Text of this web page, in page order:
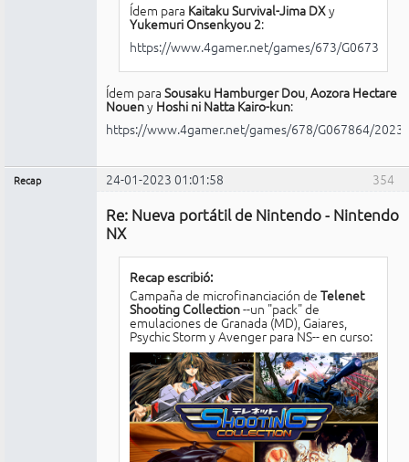
Ídem para Kaitaku Survival-Jima DXy
Yukemuri Onsenkyou 2:
https://www.4gamer.net/games/673/G067365/
Ídem para Sousaku Hamburger Dou,Aozora Hectare
Noueny Hoshi ni Natta Kairo-kun:
https://www.4gamer.net/games/678/G067864/
354
Recap 24-01-2023 01:01:58
Re: Nueva portátil de Nintendo - Nintendo
NX
Recap escribió:
Campaña de microfinanciación de Telenet
Shooting Collection--un "pack" de
emulaciones de Granada (MD), Gaiares,
Psychic Storm y Avenger para NS-- en curso: